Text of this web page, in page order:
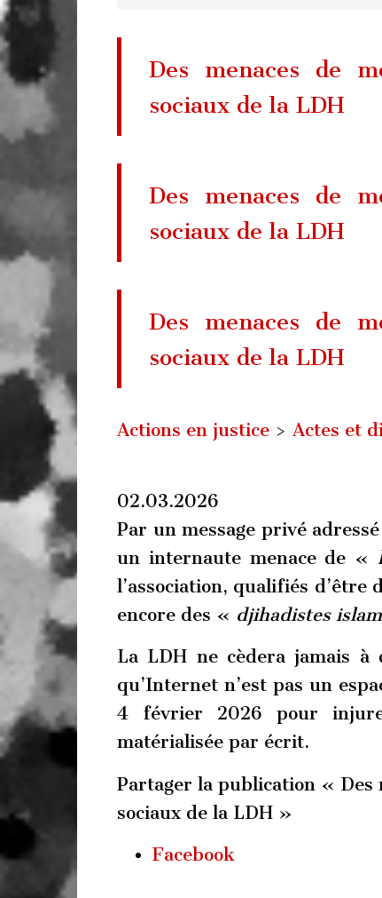
Des menaces de
sociaux de la LDH
Des menaces de
sociaux de la LDH
Des menaces de
sociaux de la LDH
Actions en justice > Actes et
02.03.2026
Par un message privé
un internaute menace de «
l’association, qualifiés d’être
encore des « djihadistes
La LDH ne cèdera jamais à
qu’Internet n’est pas un
4 février 2026 pour
matérialisée par écrit.
Partager la publication « Des
sociaux de la LDH »
Facebook